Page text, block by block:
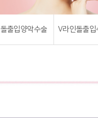
돌출입양악수술 V라인돌출입